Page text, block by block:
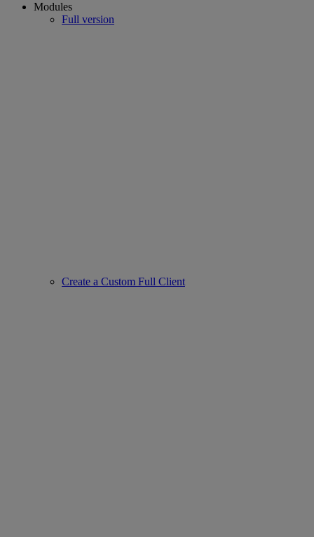
Modules
Full version
Create a Custom Full Client